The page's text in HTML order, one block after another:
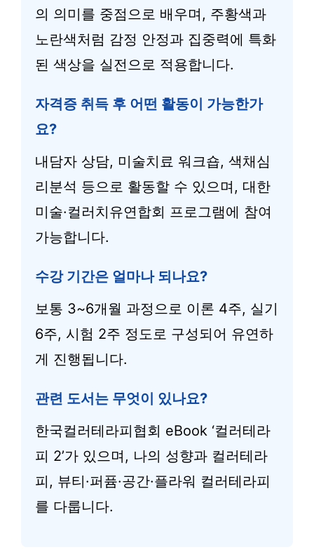
의 의미를 중점으로 배우며, 주황색과
노란색처럼 감정 안정과 집중력에 특화
된 색상을 실전으로 적용합니다.
자격증 취득 후 어떤 활동이 가능한가
요?
내담자 상담, 미술치료 워크숍, 색채심
리분석 등으로 활동할 수 있으며, 대한
미술·컬러치유연합회 프로그램에 참여
가능합니다.
수강 기간은 얼마나 되나요?
보통 3~6개월 과정으로 이론 4주, 실기
6주, 시험 2주 정도로 구성되어 유연하
게 진행됩니다.
관련 도서는 무엇이 있나요?
한국컬러테라피협회 eBook ‘컬러테라
피 2’가 있으며, 나의 성향과 컬러테라
피, 뷰티·퍼퓸·공간·플라워 컬러테라피
를 다룹니다.